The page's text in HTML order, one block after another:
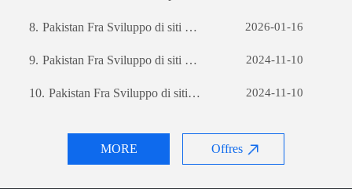
MORE Offres
8. Pakistan Fra Sviluppo di siti web per il commercio estero: una guida completa 2026-01-16
9. Pakistan Fra Sviluppo di siti web per il commercio estero: una guida completa 2024-11-10
10. Pakistan Fra Sviluppo di siti web per il commercio estero: una guida completa 2024-11-10